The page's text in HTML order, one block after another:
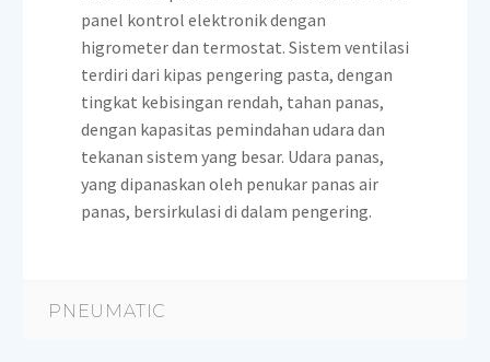
panel kontrol elektronik dengan
higrometer dan termostat. Sistem ventilasi
terdiri dari kipas pengering pasta, dengan
tingkat kebisingan rendah, tahan panas,
dengan kapasitas pemindahan udara dan
tekanan sistem yang besar. Udara panas,
yang dipanaskan oleh penukar panas air
panas, bersirkulasi di dalam pengering.
PNEUMATIC